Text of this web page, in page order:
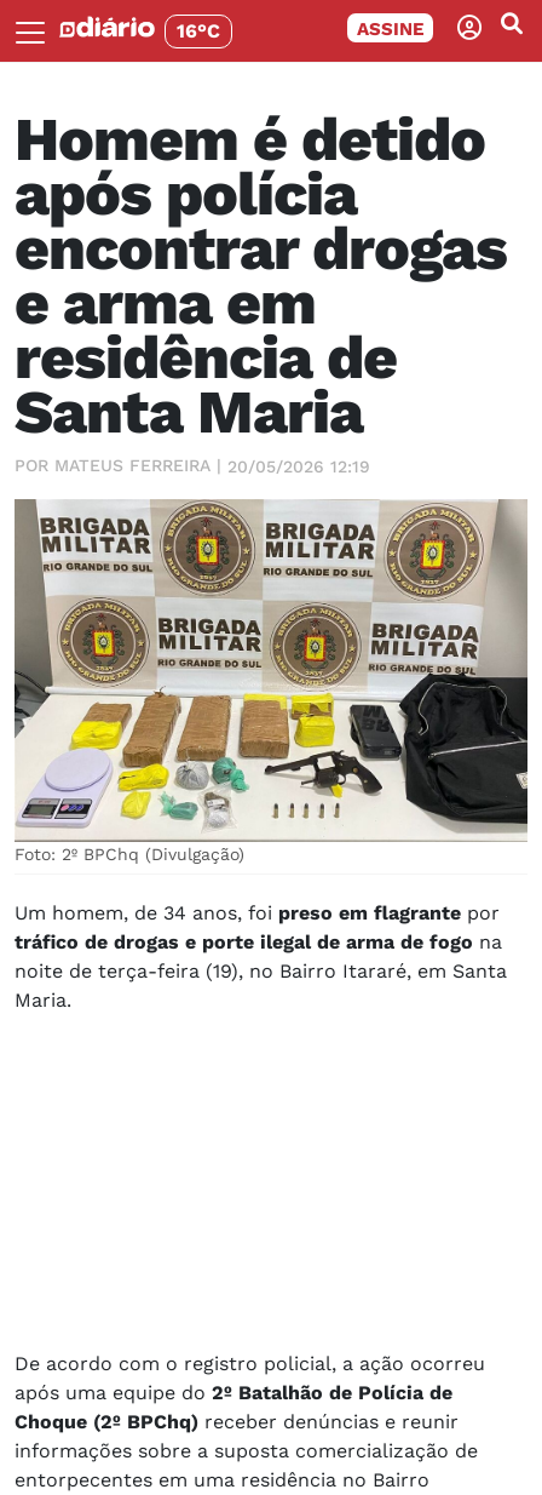
16°C ASSINE
Homem é detido
após polícia
encontrar drogas
e arma em
residência de
Santa Maria
POR MATEUS FERREIRA | 20/05/2026 12:19
Foto: 2º BPChq (Divulgação)
Um homem, de 34 anos, foi preso em flagrante por
tráfico de drogas e porte ilegal de arma de fogo na
noite de terça-feira (19), no Bairro Itararé, em Santa
Maria.
De acordo com o registro policial, a ação ocorreu
após uma equipe do 2º Batalhão de Polícia de
Choque (2º BPChq) receber denúncias e reunir
informações sobre a suposta comercialização de
entorpecentes em uma residência no Bairro